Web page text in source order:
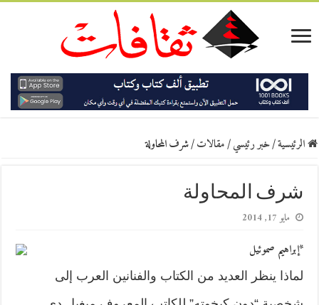
الرئيسية/خبر رئيسي/مقالات/شرف المحاولة
شرف المحاولة
مايو 17, 2014
*إبراهيم صموئيل
لماذا ينظر العديد من الكتاب والفنانين العرب إلى